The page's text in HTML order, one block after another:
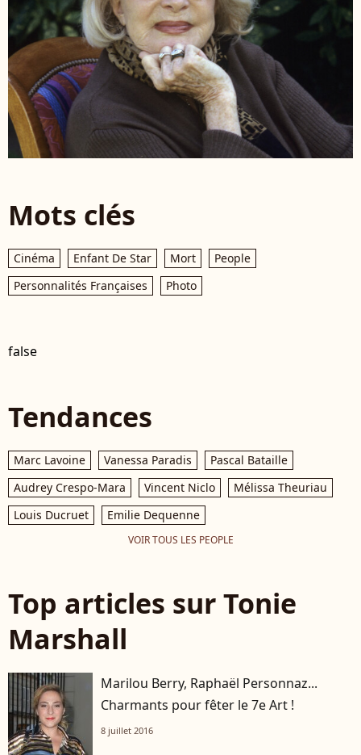
Mots clés
Cinéma Enfant De Star Mort
People
Personnalités Françaises
Photo
false
Tendances
Marc Lavoine Vanessa Paradis
Pascal Bataille
Audrey Crespo-Mara
Vincent Niclo
Mélissa Theuriau
Louis Ducruet
Emilie Dequenne
VOIR TOUS LES PEOPLE
Top articles sur Tonie
Marshall
Marilou Berry, Raphaël Personnaz...
Charmants pour fêter le 7e Art !
8 juillet 2016